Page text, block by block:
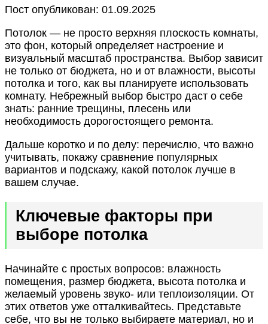
Пост опубликован: 01.09.2025
Потолок — не просто верхняя плоскость комнаты,
это фон, который определяет настроение и
визуальный масштаб пространства. Выбор зависит
не только от бюджета, но и от влажности, высоты
потолка и того, как вы планируете использовать
комнату. Небрежный выбор быстро даст о себе
знать: ранние трещины, плесень или
необходимость дорогостоящего ремонта.
Дальше коротко и по делу: перечислю, что важно
учитывать, покажу сравнение популярных
вариантов и подскажу, какой потолок лучше в
вашем случае.
Ключевые факторы при
выборе потолка
Начинайте с простых вопросов: влажность
помещения, размер бюджета, высота потолка и
желаемый уровень звуко- или теплоизоляции. От
этих ответов уже отталкивайтесь. Представьте
себе, что вы не только выбираете материал, но и